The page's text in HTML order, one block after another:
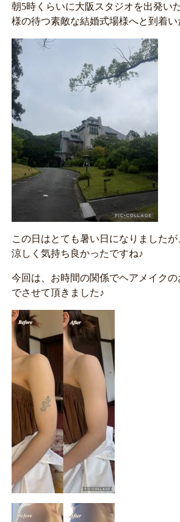
朝5時くらいに大阪スタジオを出発い
様の待つ素敵な結婚式場様へと到着い
この日はとても暑い日になりました
涼しく気持ち良かったですね♪
今回は、お時間の関係でヘアメイク
でさせて頂きました♪